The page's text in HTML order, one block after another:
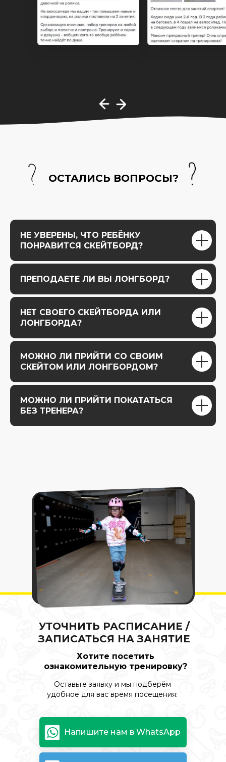
ОСТАЛИСЬ ВОПРОСЫ?
НЕ УВЕРЕНЫ, ЧТО РЕБЁНКУ
ПОНРАВИТСЯ СКЕЙТБОРД?
ПРЕПОДАЕТЕ ЛИ ВЫ ЛОНГБОРД?
НЕТ СВОЕГО СКЕЙТБОРДА ИЛИ
ЛОНГБОРДА?
МОЖНО ЛИ ПРИЙТИ СО СВОИМ
СКЕЙТОМ ИЛИ ЛОНГБОРДОМ?
МОЖНО ЛИ ПРИЙТИ ПОКАТАТЬСЯ
БЕЗ ТРЕНЕРА?
УТОЧНИТЬ РАСПИСАНИЕ /
ЗАПИСАТЬСЯ НА ЗАНЯТИЕ
Хотите посетить
ознакомительную тренировку?
Оставьте заявку и мы подберём
удобное для вас время посещения:
Напишите нам в WhatsApp